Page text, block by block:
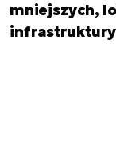
mniejszych,